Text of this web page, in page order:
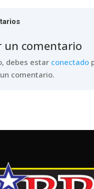
un comentario
debes estar conectado
comentario.